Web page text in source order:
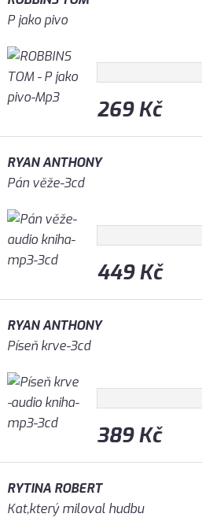
P jako pivo
269 Kč
RYAN ANTHONY
Pán věže-3cd
449 Kč
RYAN ANTHONY
Píseň krve-3cd
389 Kč
RYTINA ROBERT
Kat,který miloval hudbu